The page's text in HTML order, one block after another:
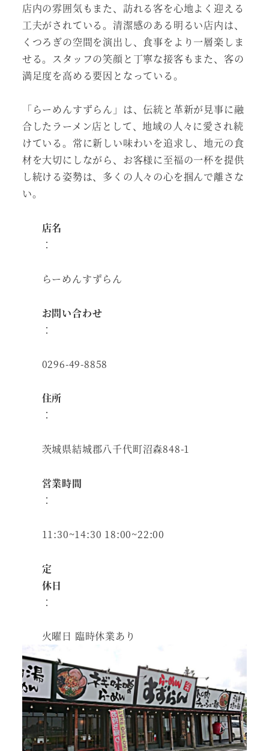
店内の雰囲気もまた、訪れる客を心地よく迎える
工夫がされている。清潔感のある明るい店内は、
くつろぎの空間を演出し、食事をより一層楽しま
せる。スタッフの笑顔と丁寧な接客もまた、客の
満足度を高める要因となっている。
「らーめんすずらん」は、伝統と革新が見事に融
合したラーメン店として、地域の人々に愛され続
けている。常に新しい味わいを追求し、地元の食
材を大切にしながら、お客様に至福の一杯を提供
し続ける姿勢は、多くの人々の心を掴んで離さな
い。
店名
：
らーめんすずらん
お問い合わせ
：
0296-49-8858
住所
：
茨城県結城郡八千代町沼森848-1
営業時間
：
11:30~14:30 18:00~22:00
定
休日
：
火曜日 臨時休業あり